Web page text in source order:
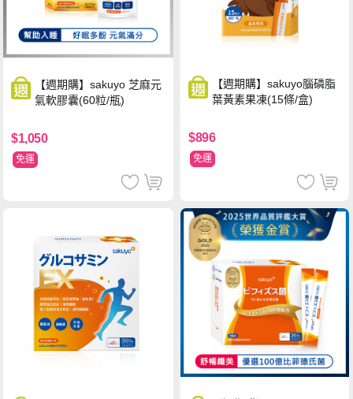
【週期購】sakuyo 芝麻元
氣軟膠囊(60粒/瓶)
$1,050
免運
【週期購】sakuyo腦磷脂
葉黃素果凍(15條/盒)
$896
免運